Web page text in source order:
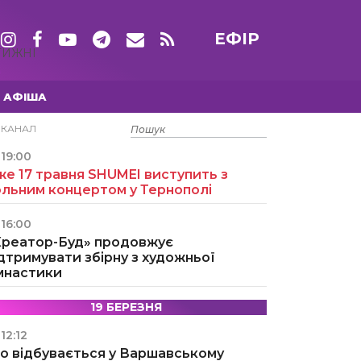
ЕФІР
АФІША
15 ТРАВНЯ
19:00
17 травня SHUMEI виступить з
концертом у Тернополі
16:00
Буд» продовжує
збірну з художньої
19 БЕРЕЗНЯ
12:12
відбувається у Варшавському